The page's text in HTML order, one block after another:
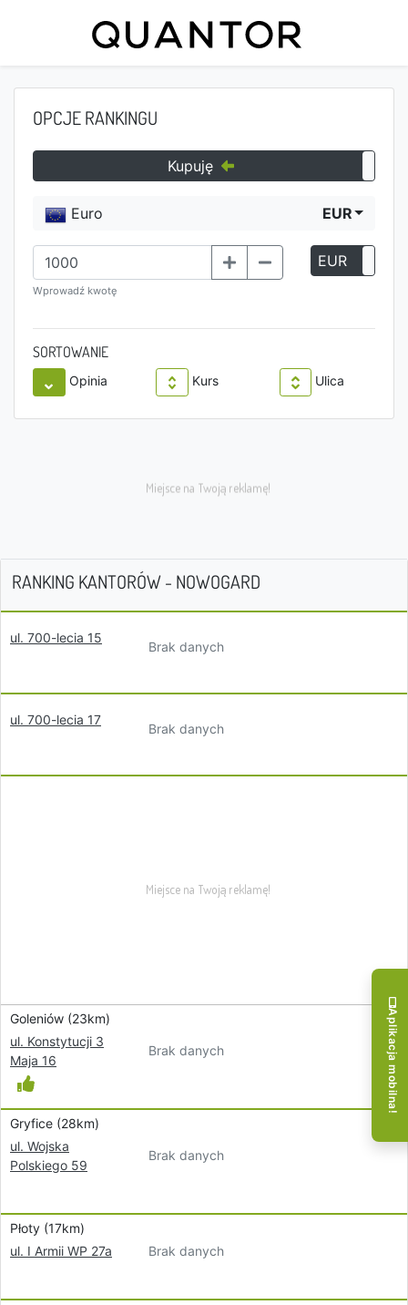
OPCJE RANKINGU
Kupuję
Euro EUR
Wprowadź kwotę
EUR
SORTOWANIE
Opinia Kurs Ulica
RANKING KANTORÓW - NOWOGARD
ul. 700-lecia 15
Brak danych
ul. 700-lecia 17
Brak danych
Goleniów (23km)
ul. Konstytucji 3
Maja 16
Brak danych
Gryfice (28km)
ul. Wojska
Polskiego 59
Brak danych
Płoty (17km)
ul. I Armii WP 27a
Brak danych
Aplikacja mobilna!